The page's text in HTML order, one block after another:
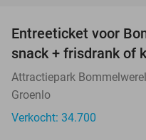
Entreeticket voor
snack + frisdrank of
Attractiepark
Groenlo
Verkocht: 34.700